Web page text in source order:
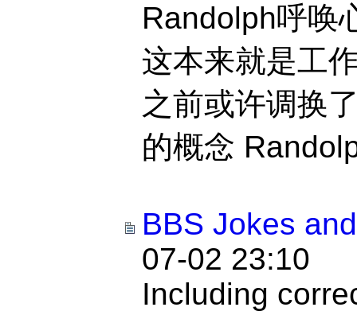
Randolph呼唤
这本来就是工
之前或许调换
的概念
BBS Jokes
07-02 23:10
Including